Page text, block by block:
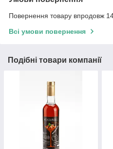
Повернення товару впродовж
Всі умови повернення
Подібні товари компанії